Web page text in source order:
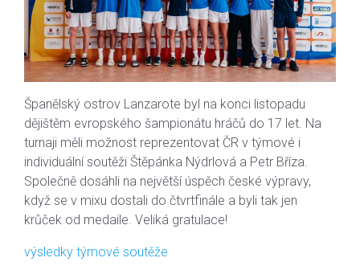
Španělský ostrov Lanzarote byl na konci listopadu
dějištěm evropského šampionátu hráčů do 17 let. Na
turnaji měli možnost reprezentovat ČR v týmové i
individuální soutěži Štěpánka Nýdrlová a Petr Bříza.
Společně dosáhli na největší úspěch české výpravy,
když se v mixu dostali do čtvrtfinále a byli tak jen
krůček od medaile. Veliká gratulace!
výsledky týmové soutěže